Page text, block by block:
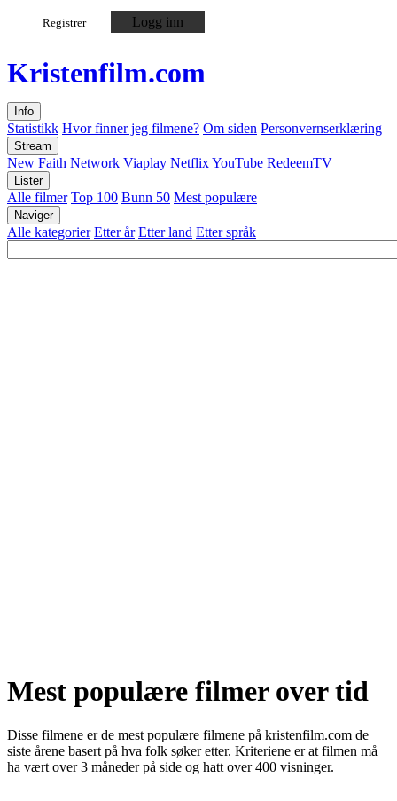
Registrer Logg inn
Kristenfilm.com
Info
Statistikk Hvor finner jeg filmene? Om siden Personvernserklæring
Stream
New Faith Network Viaplay NetflixYouTube RedeemTV
Lister
Alle filmer Top 100 Bunn 50 Mest populære
Naviger
Alle kategorier Etter år Etter land Etter språk
Mest populære filmer over tid
Disse filmene er de mest populære filmene på kristenfilm.com de
siste årene basert på hva folk søker etter. Kriteriene er at filmen må
ha vært over 3 måneder på side og hatt over 400 visninger.